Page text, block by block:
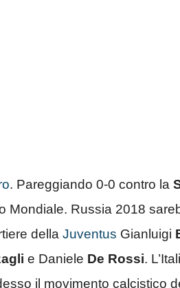
. Pareggiando 0-0 contro la
Mondiale. Russia 2018
della Juventus Gianluigi
e Daniele De Rossi.
il movimento calcistico